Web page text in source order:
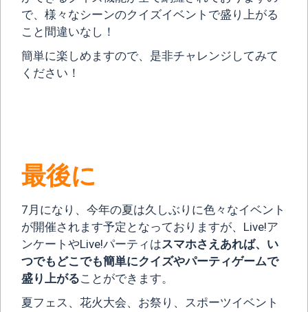
で、様々なシーンのクイズイベントで盛り上がる
こと間違いなし！
簡単に楽しめますので、是非チャレンジしてみて
ください！
最後に
7月になり、今年の夏は久しぶりに色々なイベント
が開催されます予定となっておりますが、Live!ア
ンケートやLive!パーティはスマホさえあれば、い
つでもどこでも簡単にクイズやパーティゲームで
盛り上がることができます。
夏フェス、花火大会、お祭り、スポーツイベント